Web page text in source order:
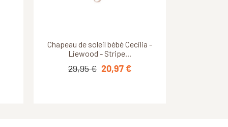
Chapeau anti-UV bébé réversible
- Lassig - Vagues...
21,95 € 17,56 €
-
Chapeau de soleil bébé Cecilia -
Liewood - Stripe...
29,95 € 20,97 €